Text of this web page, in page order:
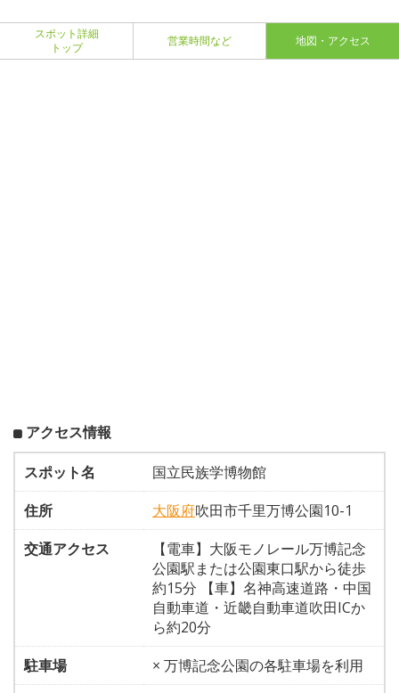
スポット詳細
トップ
営業時間など 地図・アクセス
アクセス情報
スポット名
国立民族学博物館
住所
大阪府吹田市千里万博公園10-1
交通アクセス
【電車】大阪モノレール万博記念
公園駅または公園東口駅から徒歩
約15分 【車】名神高速道路・中国
自動車道・近畿自動車道吹田ICか
ら約20分
駐車場
× 万博記念公園の各駐車場を利用